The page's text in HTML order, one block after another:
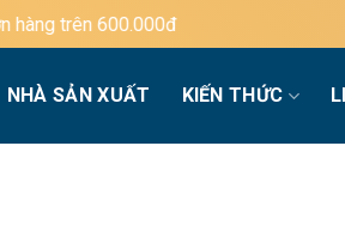
NHÀ SẢN XUẤT KIẾN THỨC